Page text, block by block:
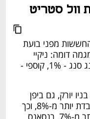
וול סטריט
והחששות מפני בועת
מאבד 1.5%, שנגחאי - 0.1%, האנג סנג - 1%, קוספי -
בדומה לירידת המניות הטכנולוגיות בניו יורק, גם ביפן
נרשמת מגמה דומה: סופטבנק מאבדת יותר מ-8%, וכך
גם יצרניות השבבים אדוונטסט - יותר מ-7%, רנסאנס